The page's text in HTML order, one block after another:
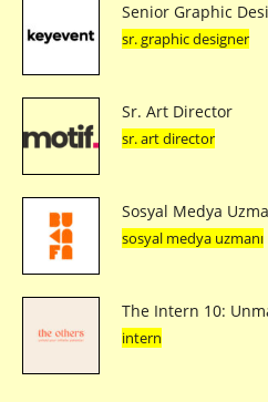
Senior Graphic
sr. graphic designer
Sr. Art Director
sr. art director
Sosyal Medya
sosyal medya uzmanı
The Intern 10:
intern